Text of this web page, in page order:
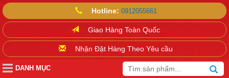
Hotline: 0912055661
Giao Hàng Toàn Quốc
Nhận Đặt Hàng Theo Yêu cầu
DANH MỤC